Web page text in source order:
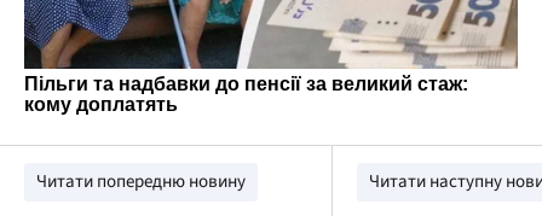
Читати попередню новину Читати наступну